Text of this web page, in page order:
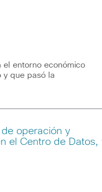
el entorno económico
y que pasó la
operación y
el Centro de Datos,